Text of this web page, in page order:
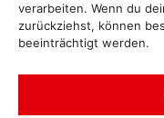
verarbeiten. Wenn du
zurückziehst, können
beeinträchtigt werden.